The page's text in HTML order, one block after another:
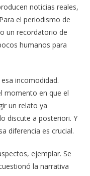
noticias reales,
el periodismo de
un recordatorio de
humanos para
incomodidad.
momento en que el
un relato ya
discute a posteriori. Y
diferencia es crucial.
ejemplar. Se
la narrativa